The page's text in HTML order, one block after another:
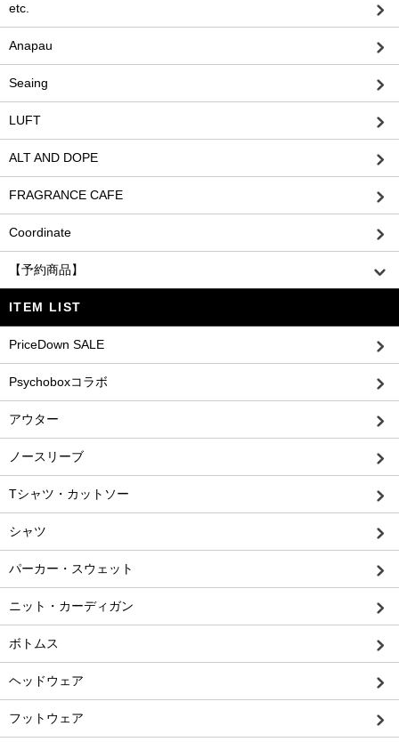
etc.
Anapau
Seaing
LUFT
ALT AND DOPE
FRAGRANCE CAFE
Coordinate
【予約商品】
ITEM LIST
PriceDown SALE
Psychoboxコラボ
アウター
ノースリーブ
Tシャツ・カットソー
シャツ
パーカー・スウェット
ニット・カーディガン
ボトムス
ヘッドウェア
フットウェア